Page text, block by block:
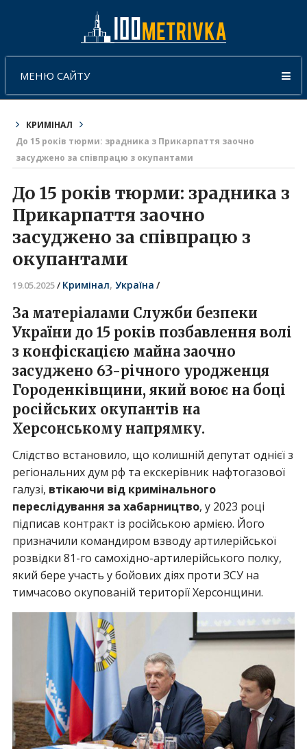
МЕНЮ САЙТУ
КРИМІНАЛ
До 15 років тюрми: зрадника з Прикарпаття заочно
засуджено за співпрацю з окупантами
До 15 років тюрми: зрадника з
Прикарпаття заочно
засуджено за співпрацю з
окупантами
19.05.2025/ Кримінал, Україна /
За матеріалами Служби безпеки
України до 15 років позбавлення волі
з конфіскацією майназаочно
засуджено 63-річного уродженця
Городенківщини, який воює на боці
російських окупантів на
Херсонському напрямку.
Слідство встановило, що колишній депутат однієї з
регіональних дум рф та екскерівник нафтогазової
галузі, втікаючи від кримінального
переслідування за хабарництво, у 2023 році
підписав контракт із російською армією. Його
призначили командиром взводу артилерійської
розвідки 81-го самохідно-артилерійського полку,
який бере участь у бойових діях проти ЗСУ на
тимчасово окупованій території Херсонщини.